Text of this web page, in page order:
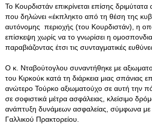
Το Κουρδιστάν επικρίνεται επίσης
που δηλώνει «έκπληκτο από τη θέση της
αυτόνομης περιοχής (του Κουρδιστάν), η
επίσκεψη χωρίς να το γνωρίσει η
παραβιάζοντας έτσι τις συνταγματικές
Ο κ. Νταβούτογλου συναντήθηκε με
του Κιρκούκ κατά τη διάρκεια μιας σπάνιας
ανώτερο Τούρκο αξιωματούχο σε αυτή την
σε σοφιστικά μέτρα ασφάλειας, κλείσιμο
ανάπτυξη δυνάμεων ασφαλείας, σύμφωνα
Γαλλικού Πρακτορείου.